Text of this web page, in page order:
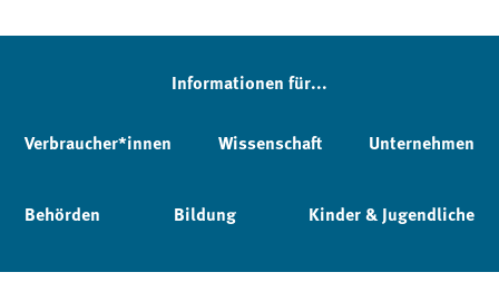
Informationen für...
Verbraucher*innen Wissenschaft Unternehmen
Behörden Bildung Kinder & Jugendliche